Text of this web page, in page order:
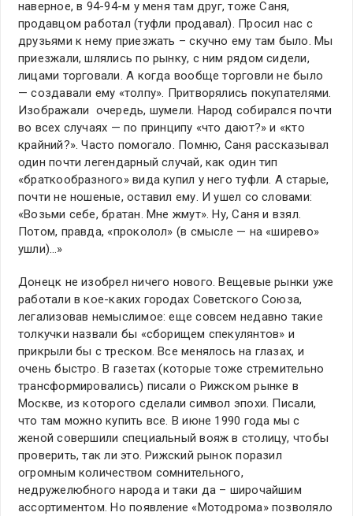
наверное, в 94-94-м у меня там друг, тоже Саня,
продавцом работал (туфли продавал). Просил нас с
друзьями к нему приезжать – скучно ему там было. Мы
приезжали, шлялись по рынку, с ним рядом сидели,
лицами торговали. А когда вообще торговли не было
— создавали ему «толпу». Притворялись покупателями.
Изображали очередь, шумели. Народ собирался почти
во всех случаях — по принципу «что дают?» и «кто
крайний?». Часто помогало. Помню, Саня рассказывал
один почти легендарный случай, как один тип
«браткообразного» вида купил у него туфли. А старые,
почти не ношеные, оставил ему. И ушел со словами:
«Возьми себе, братан. Мне жмут». Ну, Саня и взял.
Потом, правда, «проколол» (в смысле — на «ширево»
ушли)…»
Донецк не изобрел ничего нового. Вещевые рынки уже
работали в кое-каких городах Советского Союза,
легализовав немыслимое: еще совсем недавно такие
толкучки назвали бы «сборищем спекулянтов» и
прикрыли бы с треском. Все менялось на глазах, и
очень быстро. В газетах (которые тоже стремительно
трансформировались) писали о Рижском рынке в
Москве, из которого сделали символ эпохи. Писали,
что там можно купить все. В июне 1990 года мы с
женой совершили специальный вояж в столицу, чтобы
проверить, так ли это. Рижский рынок поразил
огромным количеством сомнительного,
недружелюбного народа и таки да – широчайшим
ассортиментом. Но появление «Мотодрома» позволяло